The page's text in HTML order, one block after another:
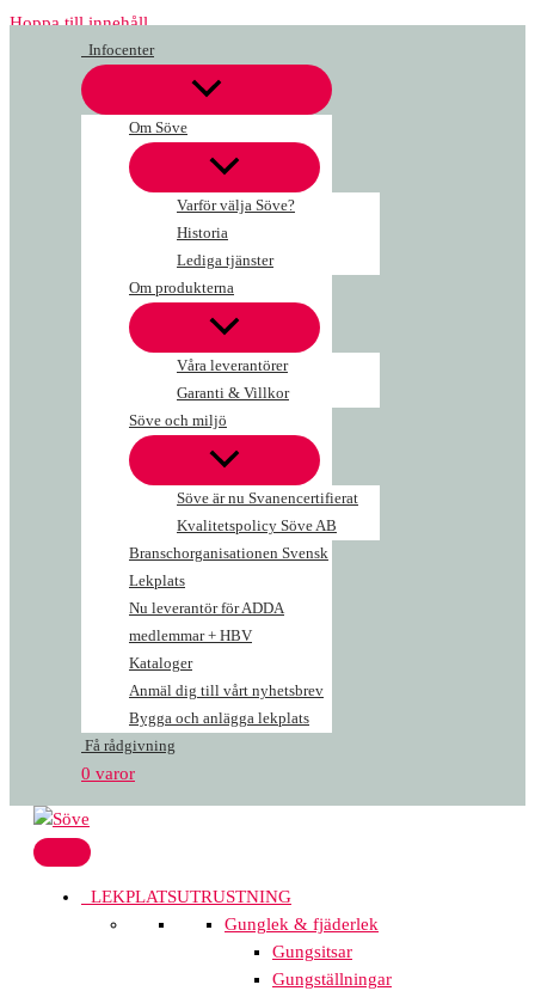
Hoppa till innehåll
Infocenter
Om Söve
Varför välja Söve?
Historia
Lediga tjänster
Om produkterna
Våra leverantörer
Garanti & Villkor
Söve och miljö
Söve är nu Svanencertifierat
Kvalitetspolicy Söve AB
Branschorganisationen Svensk
Lekplats
Nu leverantör för ADDA
medlemmar + HBV
Kataloger
Anmäl dig till vårt nyhetsbrev
Bygga och anlägga lekplats
Få rådgivning
0 varor
LEKPLATSUTRUSTNING
Gunglek & fjäderlek
Gungsitsar
Gungställningar